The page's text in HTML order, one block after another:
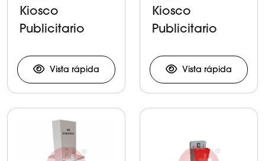
Kiosco
Publicitario
Celulares y
Tabletas
Vista rápida
Kiosco
Publicitario
Celulares y
Tabletas
Vista rápida